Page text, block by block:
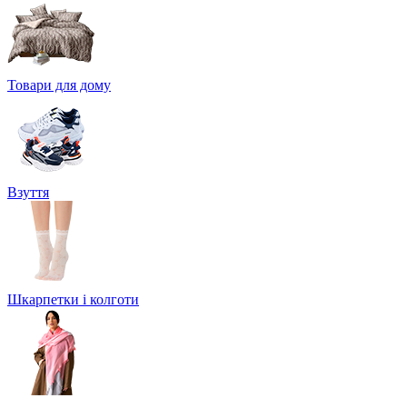
Товари для дому
Взуття
Шкарпетки і колготи